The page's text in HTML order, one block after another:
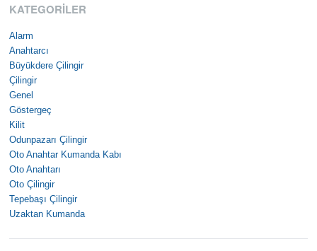
KATEGORILER
Alarm
Anahtarcı
Büyükdere Çilingir
Çilingir
Genel
Göstergeç
Kilit
Odunpazarı Çilingir
Oto Anahtar Kumanda Kabı
Oto Anahtarı
Oto Çilingir
Tepebaşı Çilingir
Uzaktan Kumanda